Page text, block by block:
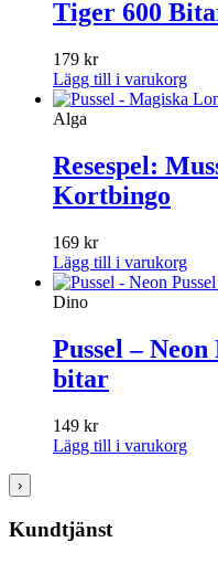
Tiger 600
179 kr
Lägg till i varukorg
Alga
Resespel:
Kortbingo
169 kr
Lägg till i varukorg
Dino
Pussel – Neon
bitar
149 kr
Lägg till i varukorg
›
Kundtjänst